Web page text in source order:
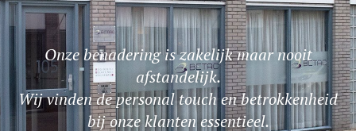
Onze benadering is zakelijk maar nooit
afstandelijk.
Wij vinden de personal touch en betrokkenheid
bij onze klanten essentieel.